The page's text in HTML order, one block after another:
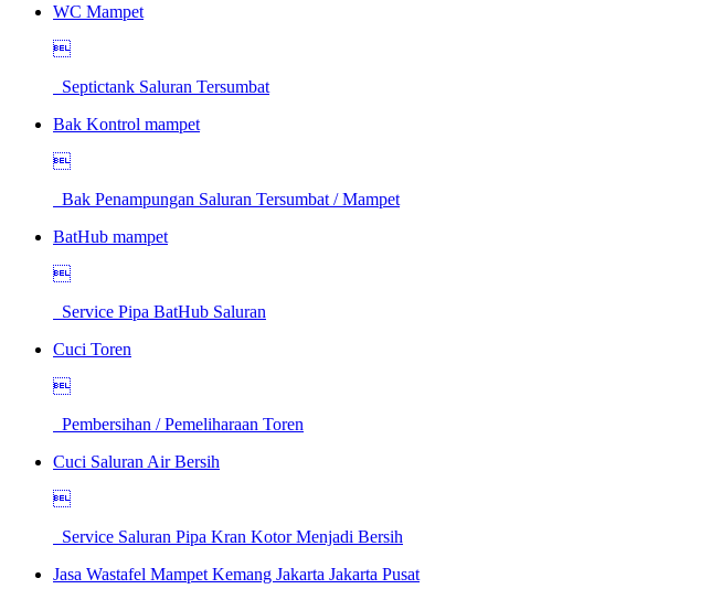
WC Mampet

Septictank Saluran Tersumbat
Bak Kontrol mampet

Bak Penampungan Saluran Tersumbat / Mampet
BatHub mampet

Service Pipa BatHub Saluran
Cuci Toren

Pembersihan / Pemeliharaan Toren
Cuci Saluran Air Bersih

Service Saluran Pipa Kran Kotor Menjadi Bersih
Jasa Wastafel Mampet Kemang Jakarta Jakarta Pusat